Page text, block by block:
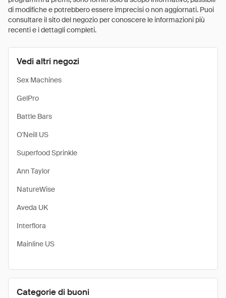
di modifiche e potrebbero essere imprecisi o non aggiornati. Puoi
consultare il sito del negozio per conoscere le informazioni più
recenti e i dettagli completi.
Vedi altri negozi
Sex Machines
GelPro
Battle Bars
O'Neill US
Superfood Sprinkle
Ann Taylor
NatureWise
Aveda UK
Interflora
Mainline US
Categorie di buoni